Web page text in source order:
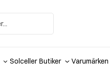
Solceller Butiker Varumärken